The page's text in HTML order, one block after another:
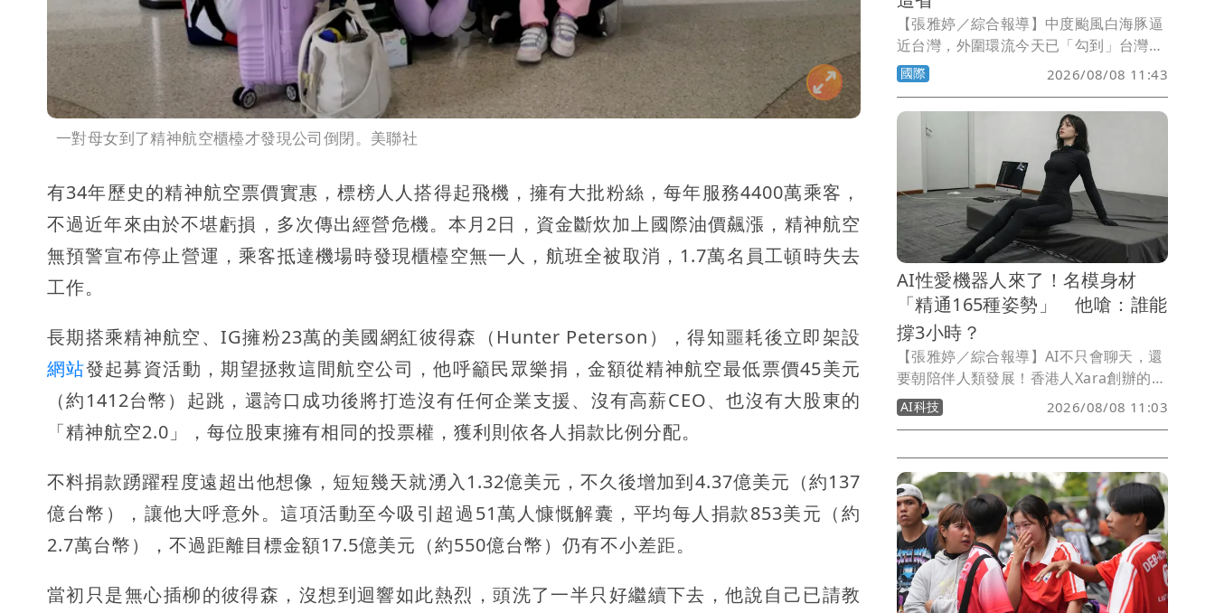
一對母女到了精神航空櫃檯才發現公司倒閉。美聯社
有34年歷史的精神航空票價實惠，標榜人人搭得起飛機，擁有大批粉絲，每年服務4400萬乘客，
不過近年來由於不堪虧損，多次傳出經營危機。本月2日，資金斷炊加上國際油價飆漲，精神航空
無預警宣布停止營運，乘客抵達機場時發現櫃檯空無一人，航班全被取消，1.7萬名員工頓時失去
工作。
長期搭乘精神航空、IG擁粉23萬的美國網紅彼得森（Hunter Peterson），得知噩耗後立即架設
網站發起募資活動，期望拯救這間航空公司，他呼籲民眾樂捐，金額從精神航空最低票價45美元
（約1412台幣）起跳，還誇口成功後將打造沒有任何企業支援、沒有高薪CEO、也沒有大股東的
「精神航空2.0」，每位股東擁有相同的投票權，獲利則依各人捐款比例分配。
不料捐款踴躍程度遠超出他想像，短短幾天就湧入1.32億美元，不久後增加到4.37億美元（約137
億台幣），讓他大呼意外。這項活動至今吸引超過51萬人慷慨解囊，平均每人捐款853美元（約
2.7萬台幣），不過距離目標金額17.5億美元（約550億台幣）仍有不小差距。
當初只是無心插柳的彼得森，沒想到迴響如此熱烈，頭洗了一半只好繼續下去，他說自己已請教
【張雅婷／綜合報導】中度颱風白海豚逼
近台灣，外圍環流今天已「勾到」台灣陸
地，不過大方向仍以西進登陸中國為主。
中國氣象台預估，白海豚路徑可能複製上
月強颱巴威，再度從浙江沿海登陸。
國際 2026/08/08 11:43
AI性愛機器人來了！名模身材
「精通165種姿勢」 他嗆：誰能
撐3小時？
【張雅婷／綜合報導】AI不只會聊天，還
要朝陪伴人類發展！香港人Xara創辦的
Somnia Lab，近期推出「AI性愛機器
人」，主打仿真人外表以及自由靈活的機
可完成165種動作與姿勢，引發外界關
注。
AI科技 2026/08/08 11:03